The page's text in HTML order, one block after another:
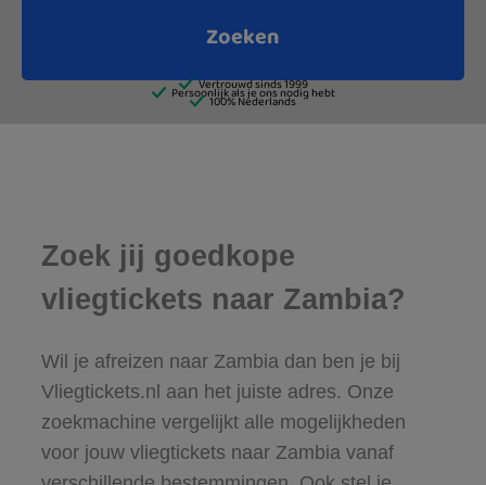
Zoek jij goedkope
vliegtickets naar Zambia?
Wil je afreizen naar Zambia dan ben je bij
Vliegtickets.nl aan het juiste adres. Onze
zoekmachine vergelijkt alle mogelijkheden
voor jouw vliegtickets naar Zambia vanaf